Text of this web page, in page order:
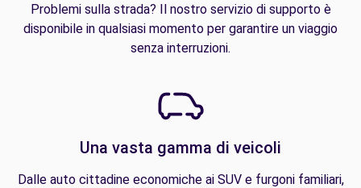
Problemi sulla strada? Il nostro servizio di supporto è
disponibile in qualsiasi momento per garantire un viaggio
senza interruzioni.
Una vasta gamma di veicoli
Dalle auto cittadine economiche ai SUV e furgoni familiari,